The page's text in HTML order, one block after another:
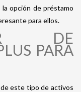
opción de préstamo
para ellos.
DE
PARA
este tipo de activos